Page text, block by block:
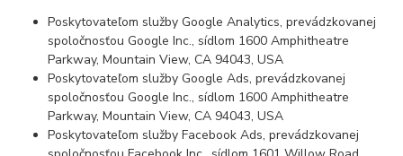
Poskytovateľom služby Google Analytics, prevádzkovanej
spoločnosťou Google Inc., sídlom 1600 Amphitheatre
Parkway, Mountain View, CA 94043, USA
Poskytovateľom služby Google Ads, prevádzkovanej
spoločnosťou Google Inc., sídlom 1600 Amphitheatre
Parkway, Mountain View, CA 94043, USA
Poskytovateľom služby Facebook Ads, prevádzkovanej